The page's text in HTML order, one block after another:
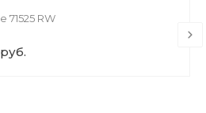
71525 RW